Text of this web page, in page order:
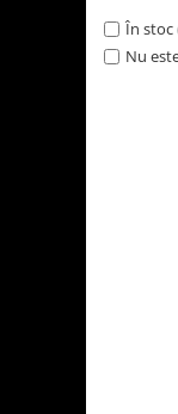
În stoc
Nu